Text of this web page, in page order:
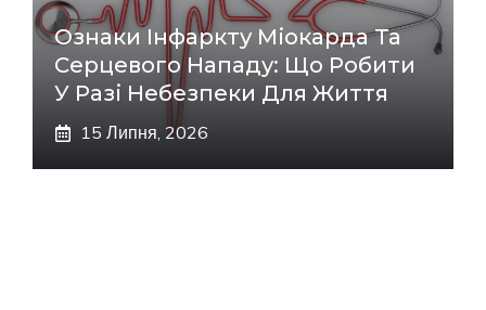
Ознаки Інфаркту Міокарда Та
Серцевого Нападу: Що Робити
У Разі Небезпеки Для Життя
15 Липня, 2026